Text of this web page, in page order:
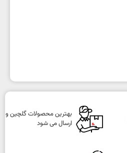
بهترین محصولات گلچین و
ارسال می شود